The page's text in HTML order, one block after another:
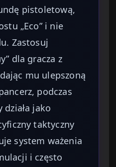
pistoletową,
„Eco” i nie
Zastosuj
dla gracza z
mu ulepszoną
podczas
działa jako
taktyczny
system ważenia
i często